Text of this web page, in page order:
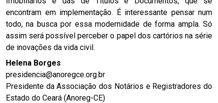
encontram em implementação. É interessante pensar num
todo, na busca por essa modernidade de forma ampla. Só
assim será possível perceber o papel dos cartórios na série
de inovações da vida civil.
Helena Borges
presidencia@anoregce.org.br
Presidente da Associação dos Notários e Registradores do
Estado do Ceará (Anoreg-CE)